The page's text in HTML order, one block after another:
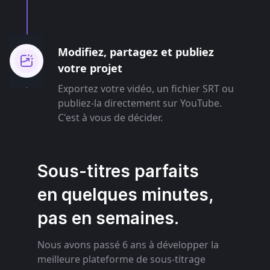
Modifiez, partagez et publiez
votre projet
Exportez votre vidéo, un fichier SRT ou
publiez-la directement sur YouTube.
C'est à vous de décider.
Sous-titres parfaits
en quelques minutes,
pas en semaines.
Nous avons passé 6 ans à développer la
meilleure plateforme de sous-titrage